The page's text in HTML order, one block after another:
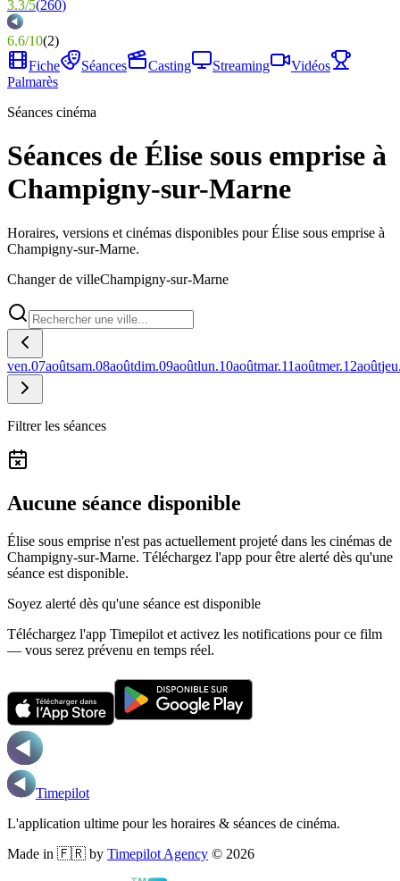
3.3/5(260)
6.6/10(2)
Fiche
Séances Casting Streaming
Vidéos
Palmarès
Séances cinéma
Séances de Élise sous emprise à
Champigny-sur-Marne
Horaires, versions et cinémas disponibles pour Élise sous emprise à
Champigny-sur-Marne.
Changer de villeChampigny-sur-Marne
ven.07aoûtsam.08aoûtdim.09aoûtlun.10aoûtmar.11aoûtmer.12août
Filtrer les séances
Aucune séance disponible
Élise sous emprise n'est pas actuellement projeté dans les cinémas de
Champigny-sur-Marne. Téléchargez l'app pour être alerté dès qu'une
séance est disponible.
Soyez alerté dès qu'une séance est disponible
Téléchargez l'app Timepilot et activez les notifications pour ce film
— vous serez prévenu en temps réel.
Timepilot
L'application ultime pour les horaires & séances de cinéma.
Made in 🇫🇷 by Timepilot Agency © 2026